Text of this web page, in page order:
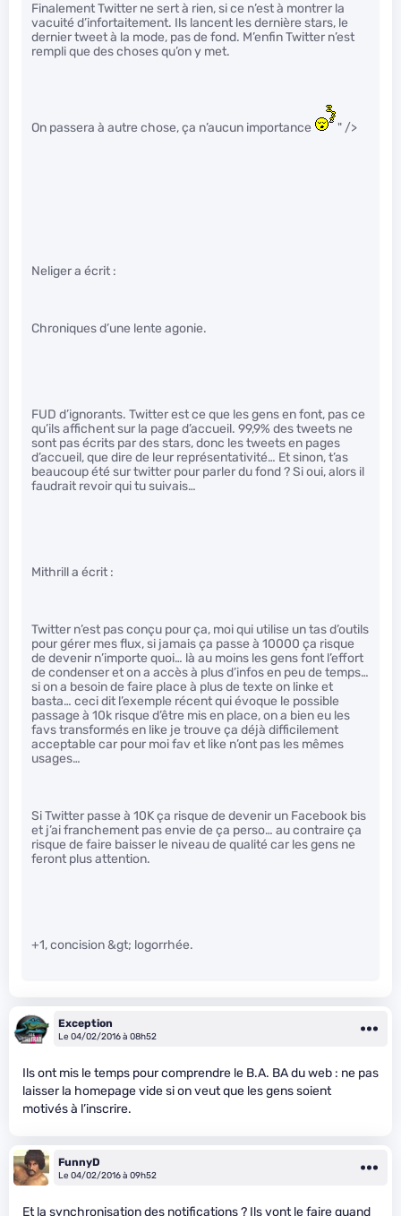
Finalement Twitter ne sert à rien, si ce n’est à montrer la
vacuité d’infortaitement. Ils lancent les dernière stars, le
dernier tweet à la mode, pas de fond. M’enfin Twitter n’est
rempli que des choses qu’on y met.
On passera à autre chose, ça n’aucun importance " />
Neliger a écrit :
Chroniques d’une lente agonie.
FUD d’ignorants. Twitter est ce que les gens en font, pas ce
qu’ils affichent sur la page d’accueil. 99,9% des tweets ne
sont pas écrits par des stars, donc les tweets en pages
d’accueil, que dire de leur représentativité… Et sinon, t’as
beaucoup été sur twitter pour parler du fond ? Si oui, alors il
faudrait revoir qui tu suivais…
Mithrill a écrit :
Twitter n’est pas conçu pour ça, moi qui utilise un tas d’outils
pour gérer mes flux, si jamais ça passe à 10000 ça risque
de devenir n’importe quoi… là au moins les gens font l’effort
de condenser et on a accès à plus d’infos en peu de temps…
si on a besoin de faire place à plus de texte on linke et
basta… ceci dit l’exemple récent qui évoque le possible
passage à 10k risque d’être mis en place, on a bien eu les
favs transformés en like je trouve ça déjà difficilement
acceptable car pour moi fav et like n’ont pas les mêmes
usages…
Si Twitter passe à 10K ça risque de devenir un Facebook bis
et j’ai franchement pas envie de ça perso… au contraire ça
risque de faire baisser le niveau de qualité car les gens ne
feront plus attention.
+1, concision &gt; logorrhée.
Exception
Le 04/02/2016 à 08h52
Ils ont mis le temps pour comprendre le B.A. BA du web : ne pas
laisser la homepage vide si on veut que les gens soient
motivés à l’inscrire.
FunnyD
Le 04/02/2016 à 09h52
Et la synchronisation des notifications ? Ils vont le faire quand